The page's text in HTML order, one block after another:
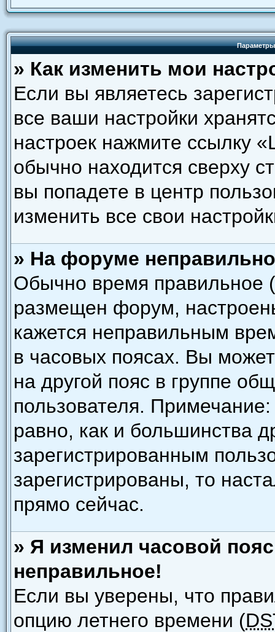
Параметры
» Как изменить мои
Если вы являетесь
все ваши настройки
настроек нажмите ссылку
обычно находится сверху
вы попадете в центр
изменить все свои
» На форуме
Обычно время правильное
размещен форум,
кажется неправильным
в часовых поясах. Вы
на другой пояс в группе
пользователя.
равно, как и большинства
зарегистрированным
зарегистрированы, то
прямо сейчас.
» Я изменил часовой
неправильное!
Если вы уверены, что
опцию летнего времени (